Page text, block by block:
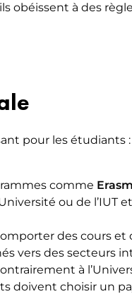
obéissent à des
pour les étudiants
comme
ou de l’IUT
des cours
vers des secteurs
à
doivent choisir un